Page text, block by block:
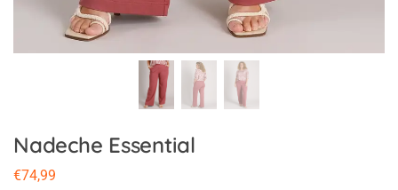
Nadeche Essential
€74,99